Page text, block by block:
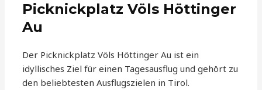
Picknickplatz Völs Höttinger
Au
Der Picknickplatz Völs Höttinger Au ist ein
idyllisches Ziel für einen Tagesausflug und gehört zu
den beliebtesten Ausflugszielen in Tirol.